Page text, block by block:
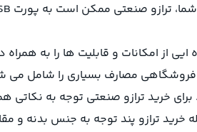
امکانات و قابلیت ها را به همراه
فروشگاهی مصارف بسیاری را
برای خرید ترازو صنعتی توجه به
خرید ترازو پند توجه به جنس